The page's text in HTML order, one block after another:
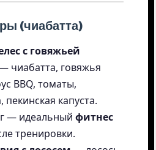
(чиабатта)
с говяжьей
чиабатта, говяжья
BBQ, томаты,
капуста.
г — идеальныйфитнес
тренировки.